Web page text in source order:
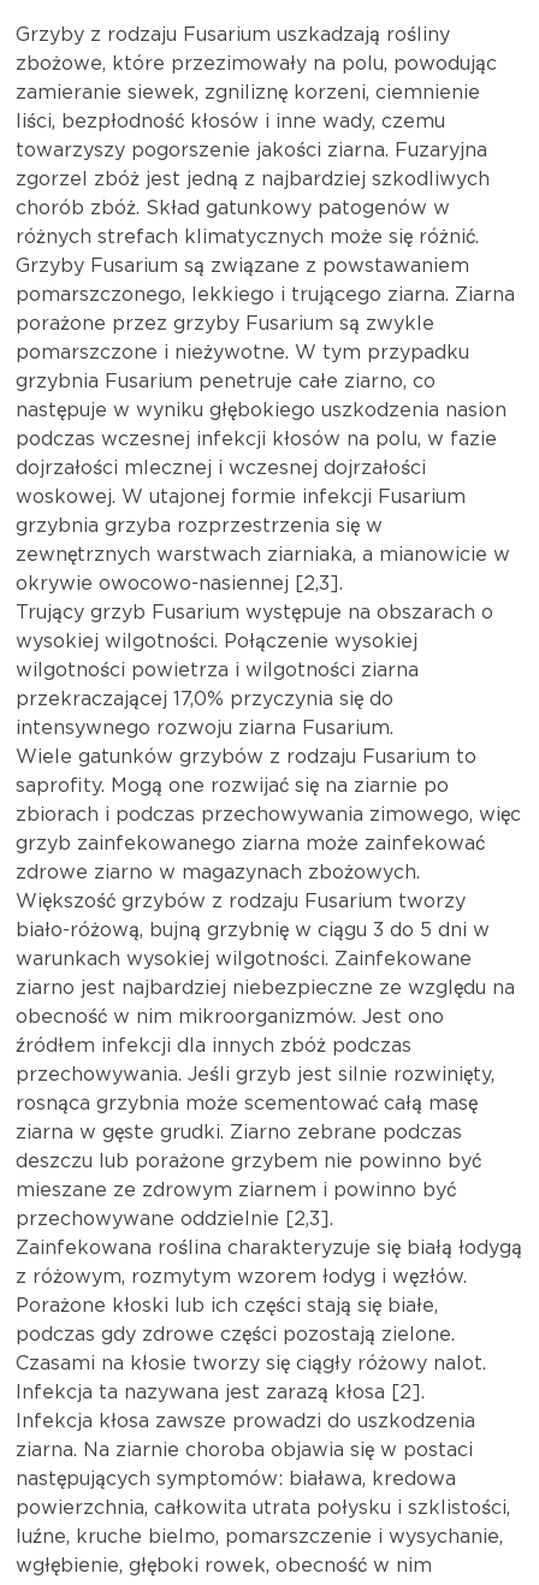
Grzyby z rodzaju Fusarium uszkadzają rośliny
zbożowe, które przezimowały na polu, powodując
zamieranie siewek, zgniliznę korzeni, ciemnienie
liści, bezpłodność kłosów i inne wady, czemu
towarzyszy pogorszenie jakości ziarna. Fuzaryjna
zgorzel zbóż jest jedną z najbardziej szkodliwych
chorób zbóż. Skład gatunkowy patogenów w
różnych strefach klimatycznych może się różnić.
Grzyby Fusarium są związane z powstawaniem
pomarszczonego, lekkiego i trującego ziarna. Ziarna
porażone przez grzyby Fusarium są zwykle
pomarszczone i nieżywotne. W tym przypadku
grzybnia Fusarium penetruje całe ziarno, co
następuje w wyniku głębokiego uszkodzenia nasion
podczas wczesnej infekcji kłosów na polu, w fazie
dojrzałości mlecznej i wczesnej dojrzałości
woskowej. W utajonej formie infekcji Fusarium
grzybnia grzyba rozprzestrzenia się w
zewnętrznych warstwach ziarniaka, a mianowicie w
okrywie owocowo-nasiennej [2,3].
Trujący grzyb Fusarium występuje na obszarach o
wysokiej wilgotności. Połączenie wysokiej
wilgotności powietrza i wilgotności ziarna
przekraczającej 17,0% przyczynia się do
intensywnego rozwoju ziarna Fusarium.
Wiele gatunków grzybów z rodzaju Fusarium to
saprofity. Mogą one rozwijać się na ziarnie po
zbiorach i podczas przechowywania zimowego, więc
grzyb zainfekowanego ziarna może zainfekować
zdrowe ziarno w magazynach zbożowych.
Większość grzybów z rodzaju Fusarium tworzy
biało-różową, bujną grzybnię w ciągu 3 do 5 dni w
warunkach wysokiej wilgotności. Zainfekowane
ziarno jest najbardziej niebezpieczne ze względu na
obecność w nim mikroorganizmów. Jest ono
źródłem infekcji dla innych zbóż podczas
przechowywania. Jeśli grzyb jest silnie rozwinięty,
rosnąca grzybnia może scementować całą masę
ziarna w gęste grudki. Ziarno zebrane podczas
deszczu lub porażone grzybem nie powinno być
mieszane ze zdrowym ziarnem i powinno być
przechowywane oddzielnie [2,3].
Zainfekowana roślina charakteryzuje się białą łodygą
z różowym, rozmytym wzorem łodyg i węzłów.
Porażone kłoski lub ich części stają się białe,
podczas gdy zdrowe części pozostają zielone.
Czasami na kłosie tworzy się ciągły różowy nalot.
Infekcja ta nazywana jest zarazą kłosa [2].
Infekcja kłosa zawsze prowadzi do uszkodzenia
ziarna. Na ziarnie choroba objawia się w postaci
następujących symptomów: biaława, kredowa
powierzchnia, całkowita utrata połysku i szklistości,
luźne, kruche bielmo, pomarszczenie i wysychanie,
wgłębienie, głęboki rowek, obecność w nim